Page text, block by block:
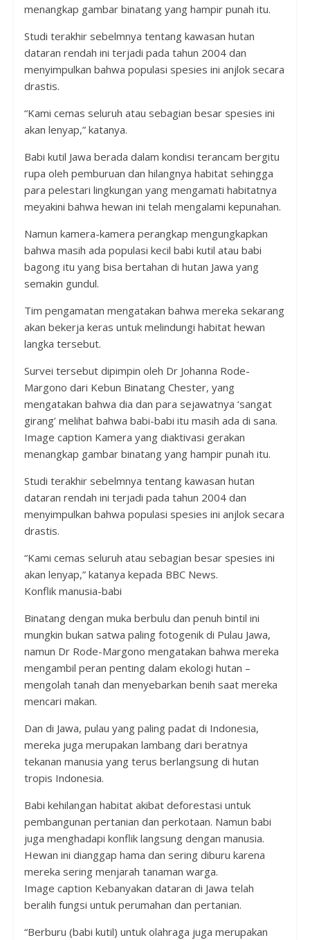
menangkap gambar binatang yang hampir punah itu.
Studi terakhir sebelmnya tentang kawasan hutan
dataran rendah ini terjadi pada tahun 2004 dan
menyimpulkan bahwa populasi spesies ini anjlok secara
drastis.
“Kami cemas seluruh atau sebagian besar spesies ini
akan lenyap,” katanya.
Babi kutil Jawa berada dalam kondisi terancam bergitu
rupa oleh pemburuan dan hilangnya habitat sehingga
para pelestari lingkungan yang mengamati habitatnya
meyakini bahwa hewan ini telah mengalami kepunahan.
Namun kamera-kamera perangkap mengungkapkan
bahwa masih ada populasi kecil babi kutil atau babi
bagong itu yang bisa bertahan di hutan Jawa yang
semakin gundul.
Tim pengamatan mengatakan bahwa mereka sekarang
akan bekerja keras untuk melindungi habitat hewan
langka tersebut.
Survei tersebut dipimpin oleh Dr Johanna Rode-
Margono dari Kebun Binatang Chester, yang
mengatakan bahwa dia dan para sejawatnya ‘sangat
girang’ melihat bahwa babi-babi itu masih ada di sana.
Image caption Kamera yang diaktivasi gerakan
menangkap gambar binatang yang hampir punah itu.
Studi terakhir sebelmnya tentang kawasan hutan
dataran rendah ini terjadi pada tahun 2004 dan
menyimpulkan bahwa populasi spesies ini anjlok secara
drastis.
“Kami cemas seluruh atau sebagian besar spesies ini
akan lenyap,” katanya kepada BBC News.
Konflik manusia-babi
Binatang dengan muka berbulu dan penuh bintil ini
mungkin bukan satwa paling fotogenik di Pulau Jawa,
namun Dr Rode-Margono mengatakan bahwa mereka
mengambil peran penting dalam ekologi hutan –
mengolah tanah dan menyebarkan benih saat mereka
mencari makan.
Dan di Jawa, pulau yang paling padat di Indonesia,
mereka juga merupakan lambang dari beratnya
tekanan manusia yang terus berlangsung di hutan
tropis Indonesia.
Babi kehilangan habitat akibat deforestasi untuk
pembangunan pertanian dan perkotaan. Namun babi
juga menghadapi konflik langsung dengan manusia.
Hewan ini dianggap hama dan sering diburu karena
mereka sering menjarah tanaman warga.
Image caption Kebanyakan dataran di Jawa telah
beralih fungsi untuk perumahan dan pertanian.
“Berburu (babi kutil) untuk olahraga juga merupakan